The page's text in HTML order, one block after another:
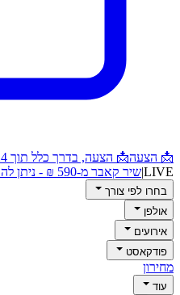
📩 הצעה📩 הצעה, בדרך כלל תוך 24 שעות
LIVE
|שיר קאבר מ-590 ₪ - ניתן להביא מלווה
בחרו לפי צורך
אולפן
אירועים
פודקאסט
מחירון
עוד